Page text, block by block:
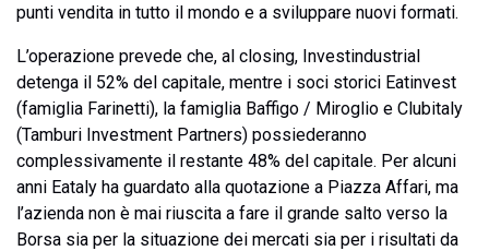
punti vendita in tutto il mondo e a sviluppare nuovi formati.
L’operazione prevede che, al closing, Investindustrial
detenga il 52% del capitale, mentre i soci storici Eatinvest
(famiglia Farinetti), la famiglia Baffigo / Miroglio e Clubitaly
(Tamburi Investment Partners) possiederanno
complessivamente il restante 48% del capitale. Per alcuni
anni Eataly ha guardato alla quotazione a Piazza Affari, ma
l’azienda non è mai riuscita a fare il grande salto verso la
Borsa sia per la situazione dei mercati sia per i risultati da